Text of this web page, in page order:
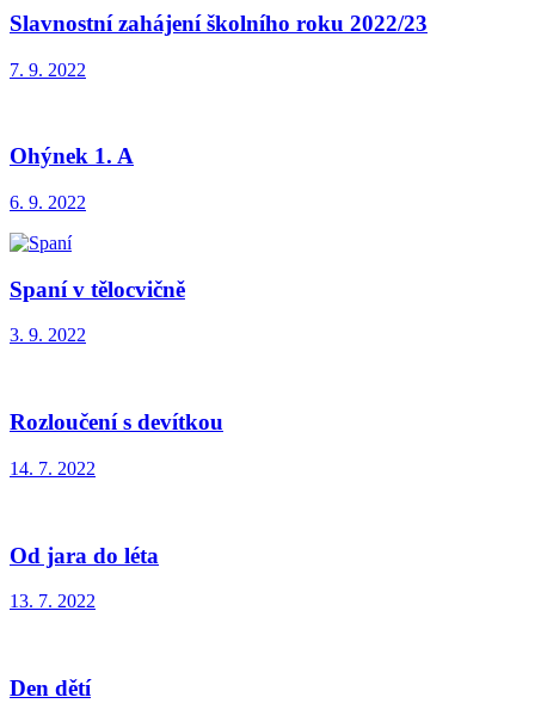
Slavnostní zahájení školního roku 2022/23
7. 9. 2022
Ohýnek 1. A
6. 9. 2022
Spaní v tělocvičně
3. 9. 2022
Rozloučení s devítkou
14. 7. 2022
Od jara do léta
13. 7. 2022
Den dětí